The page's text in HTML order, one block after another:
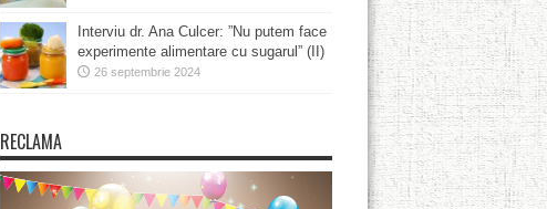
Interviu dr. Ana Culcer: ”Nu putem face
experimente alimentare cu sugarul” (II)
26 septembrie 2024
RECLAMA